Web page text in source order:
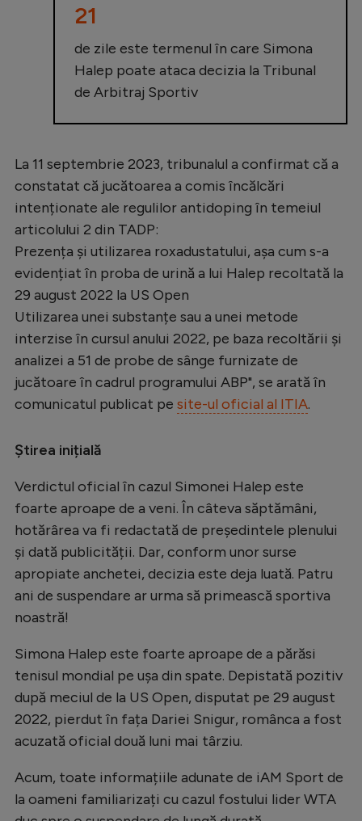
Intră în cont
Creează cont
21
de zile este termenul în care Simona
Halep poate ataca decizia la Tribunal
de Arbitraj Sportiv
La 11 septembrie 2023, tribunalul a confirmat că a
constatat că jucătoarea a comis încălcări
intenționate ale regulilor antidoping în temeiul
articolului 2 din TADP:
Prezența și utilizarea roxadustatului, așa cum s-a
evidențiat în proba de urină a lui Halep recoltată la
29 august 2022 la US Open
Utilizarea unei substanțe sau a unei metode
interzise în cursul anului 2022, pe baza recoltării și
analizei a 51 de probe de sânge furnizate de
jucătoare în cadrul programului ABP", se arată în
comunicatul publicat pe site-ul oficial al ITIA.
Știrea inițială
Verdictul oficial în cazul Simonei Halep este
foarte aproape de a veni. În câteva săptămâni,
hotărârea va fi redactată de președintele plenului
și dată publicității. Dar, conform unor surse
apropiate anchetei, decizia este deja luată. Patru
ani de suspendare ar urma să primească sportiva
noastră!
Simona Halep este foarte aproape de a părăsi
tenisul mondial pe ușa din spate. Depistată pozitiv
după meciul de la US Open, disputat pe 29 august
2022, pierdut în fața Dariei Snigur, românca a fost
acuzată oficial două luni mai târziu.
Acum, toate informațiile adunate de iAM Sport de
la oameni familiarizați cu cazul fostului lider WTA